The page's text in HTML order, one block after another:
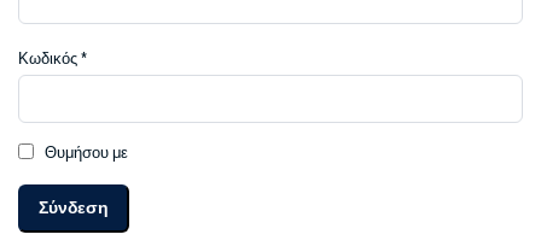
Κωδικός *Απαιτείται
Θυμήσου με
Σύνδεση